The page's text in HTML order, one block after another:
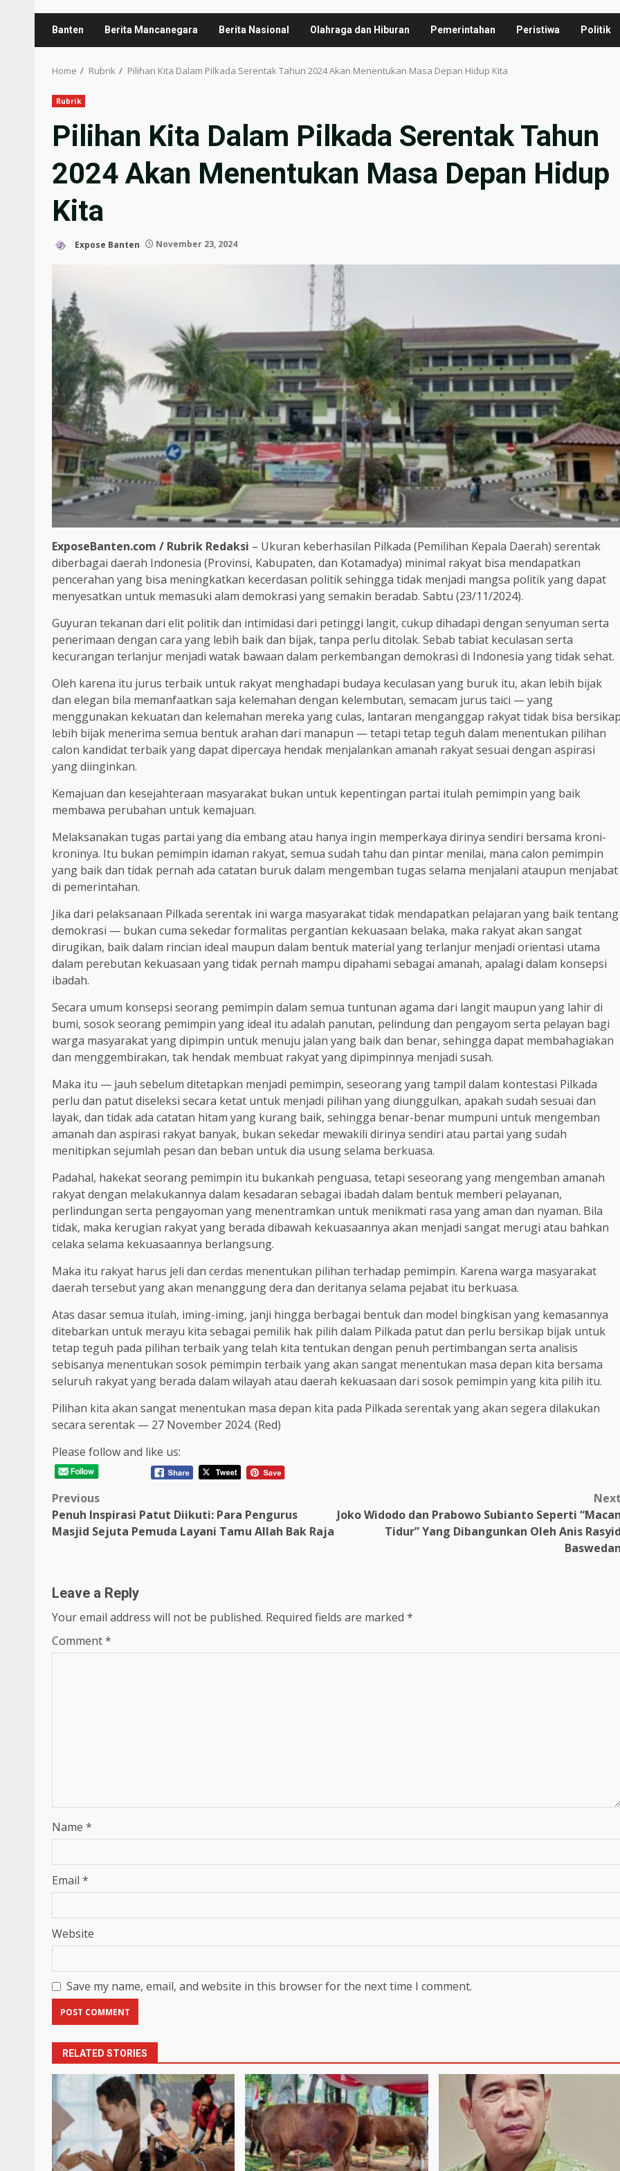
Banten Berita Mancanegara Berita Nasional Olahraga dan Hiburan Pemerintahan Peristiwa Politik
Home Rubrik Pilihan Kita Dalam Pilkada Serentak Tahun 2024 Akan Menentukan Masa Depan Hidup Kita
Rubrik
Pilihan Kita Dalam Pilkada Serentak Tahun
2024 Akan Menentukan Masa Depan Hidup
Kita
Expose Banten November 23, 2024
ExposeBanten.com / Rubrik Redaksi – Ukuran keberhasilan Pilkada (Pemilihan Kepala Daerah) serentak
diberbagai daerah Indonesia (Provinsi, Kabupaten, dan Kotamadya) minimal rakyat bisa mendapatkan
pencerahan yang bisa meningkatkan kecerdasan politik sehingga tidak menjadi mangsa politik yang dapat
menyesatkan untuk memasuki alam demokrasi yang semakin beradab. Sabtu (23/11/2024).
Guyuran tekanan dari elit politik dan intimidasi dari petinggi langit, cukup dihadapi dengan senyuman serta
penerimaan dengan cara yang lebih baik dan bijak, tanpa perlu ditolak. Sebab tabiat keculasan serta
kecurangan terlanjur menjadi watak bawaan dalam perkembangan demokrasi di Indonesia yang tidak sehat.
Oleh karena itu jurus terbaik untuk rakyat menghadapi budaya keculasan yang buruk itu, akan lebih bijak
dan elegan bila memanfaatkan saja kelemahan dengan kelembutan, semacam jurus taici — yang
menggunakan kekuatan dan kelemahan mereka yang culas, lantaran menganggap rakyat tidak bisa
lebih bijak menerima semua bentuk arahan dari manapun — tetapi tetap teguh dalam menentukan pilihan
calon kandidat terbaik yang dapat dipercaya hendak menjalankan amanah rakyat sesuai dengan aspirasi
yang diinginkan.
Kemajuan dan kesejahteraan masyarakat bukan untuk kepentingan partai itulah pemimpin yang baik
membawa perubahan untuk kemajuan.
Melaksanakan tugas partai yang dia embang atau hanya ingin memperkaya dirinya sendiri bersama kroni-
kroninya. Itu bukan pemimpin idaman rakyat, semua sudah tahu dan pintar menilai, mana calon pemimpin
yang baik dan tidak pernah ada catatan buruk dalam mengemban tugas selama menjalani ataupun menjabat
di pemerintahan.
Jika dari pelaksanaan Pilkada serentak ini warga masyarakat tidak mendapatkan pelajaran yang baik tentang
demokrasi — bukan cuma sekedar formalitas pergantian kekuasaan belaka, maka rakyat akan sangat
dirugikan, baik dalam rincian ideal maupun dalam bentuk material yang terlanjur menjadi orientasi utama
dalam perebutan kekuasaan yang tidak pernah mampu dipahami sebagai amanah, apalagi dalam konsepsi
ibadah.
Secara umum konsepsi seorang pemimpin dalam semua tuntunan agama dari langit maupun yang lahir di
bumi, sosok seorang pemimpin yang ideal itu adalah panutan, pelindung dan pengayom serta pelayan bagi
warga masyarakat yang dipimpin untuk menuju jalan yang baik dan benar, sehingga dapat membahagiakan
dan menggembirakan, tak hendak membuat rakyat yang dipimpinnya menjadi susah.
Maka itu — jauh sebelum ditetapkan menjadi pemimpin, seseorang yang tampil dalam kontestasi Pilkada
perlu dan patut diseleksi secara ketat untuk menjadi pilihan yang diunggulkan, apakah sudah sesuai dan
layak, dan tidak ada catatan hitam yang kurang baik, sehingga benar-benar mumpuni untuk mengemban
amanah dan aspirasi rakyat banyak, bukan sekedar mewakili dirinya sendiri atau partai yang sudah
menitipkan sejumlah pesan dan beban untuk dia usung selama berkuasa.
Padahal, hakekat seorang pemimpin itu bukankah penguasa, tetapi seseorang yang mengemban amanah
rakyat dengan melakukannya dalam kesadaran sebagai ibadah dalam bentuk memberi pelayanan,
perlindungan serta pengayoman yang menentramkan untuk menikmati rasa yang aman dan nyaman. Bila
tidak, maka kerugian rakyat yang berada dibawah kekuasaannya akan menjadi sangat merugi atau bahkan
celaka selama kekuasaannya berlangsung.
Maka itu rakyat harus jeli dan cerdas menentukan pilihan terhadap pemimpin. Karena warga masyarakat
daerah tersebut yang akan menanggung dera dan deritanya selama pejabat itu berkuasa.
Atas dasar semua itulah, iming-iming, janji hingga berbagai bentuk dan model bingkisan yang kemasannya
ditebarkan untuk merayu kita sebagai pemilik hak pilih dalam Pilkada patut dan perlu bersikap bijak untuk
tetap teguh pada pilihan terbaik yang telah kita tentukan dengan penuh pertimbangan serta analisis
sebisanya menentukan sosok pemimpin terbaik yang akan sangat menentukan masa depan kita bersama
seluruh rakyat yang berada dalam wilayah atau daerah kekuasaan dari sosok pemimpin yang kita pilih itu.
Pilihan kita akan sangat menentukan masa depan kita pada Pilkada serentak yang akan segera dilakukan
secara serentak — 27 November 2024. (Red)
Please follow and like us:
Post
navigation
Previous
Penuh Inspirasi Patut Diikuti: Para Pengurus
Masjid Sejuta Pemuda Layani Tamu Allah Bak Raja
Joko Widodo dan Prabowo Subianto Seperti
Tidur” Yang Dibangunkan Oleh Anis
Leave a Reply
Your email address will not be published. Required fields are marked *
Comment*
Name *
Email *
Website
Save my name, email, and website in this browser for the next time I comment.
RELATED STORIES